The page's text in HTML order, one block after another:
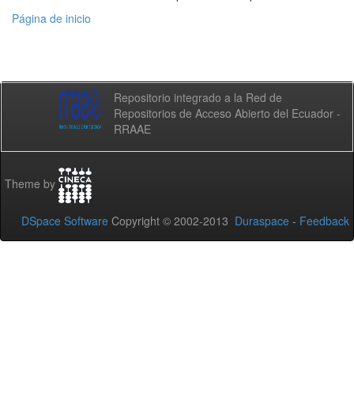
Página de inicio
Repositorio integrado a la Red de
Repositorios de Acceso Abierto del Ecuador -
RRAAE
Theme by
DSpace Software Copyright © 2002-2013 Duraspace - Feedback